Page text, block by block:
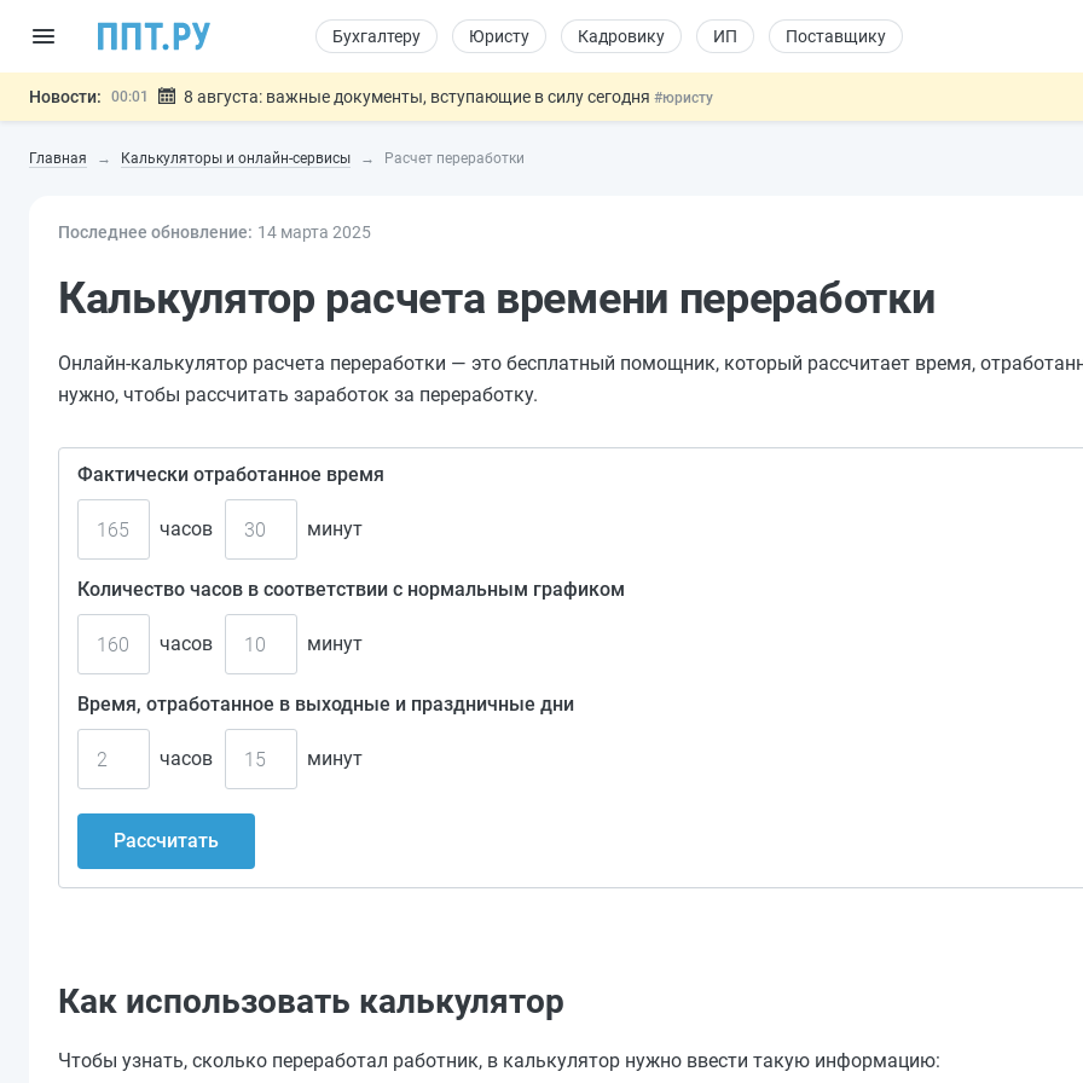
Бухгалтеру Юристу Кадровику ИП Поставщику
Новости: 00:01 8 августа: важные документы, вступающие в силу сегодня #юристу
07.08 Дистанционную работу беременных пропишут в ТК РФ
07.08
Важно Разработают единые критерии трудовых и ГПХ-отношений
Главная Калькуляторы и онлайн-сервисы Расчет переработки
Последнее обновление: 14 марта 2025
Калькулятор расчета времени переработки
Онлайн-калькулятор расчета переработки — это бесплатный помощник, который рассчитает время,
нужно, чтобы рассчитать заработок за переработку.
Фактически отработанное время
часов минут
Количество часов в соответствии с нормальным графиком
часов минут
Время, отработанное в выходные и праздничные дни
часов минут
Рассчитать
Как использовать калькулятор
Чтобы узнать, сколько переработал работник, в калькулятор нужно ввести такую информацию: